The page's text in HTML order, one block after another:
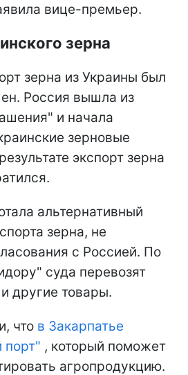
вице-премьер.
зерна
зерна из Украины был
Россия вышла из
и начала
зерновые
экспорт зерна
альтернативный
зерна, не
с Россией. По
суда перевозят
другие товары.
что в Закарпатье
порт" , который поможет
агропродукцию.